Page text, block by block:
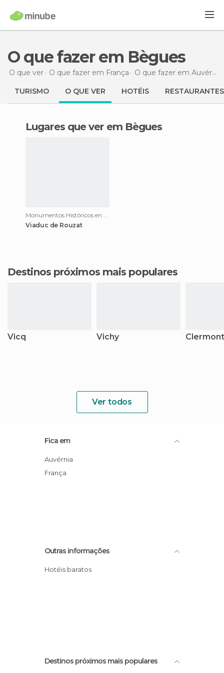
O que fazer em Bègues
O que ver O que fazer em França O que fazer em Auvérnia
TURISMO O QUE VER HOTÉIS RESTAURANTES
Lugares que ver em Bègues
Monumentos Históricos en Bègues
Viaduc de Rouzat
Destinos próximos mais populares
Vicq Vichy
Ver todos
Fica em
Auvérnia
França
Outras informações
Hotéis baratos
Destinos próximos mais populares